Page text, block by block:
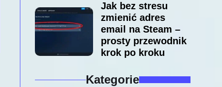
Jak bez stresu
zmienić adres
email na Steam –
prosty przewodnik
krok po kroku
Kategorie